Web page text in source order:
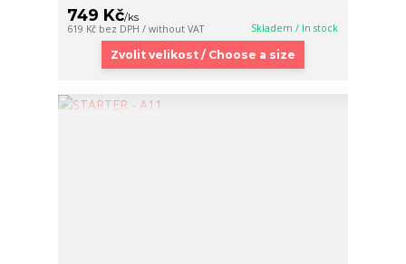
749 Kč/ks
619 Kč bez DPH / without VAT Skladem / In stock
Zvolit velikost / Choose a size